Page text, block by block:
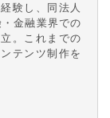
験し、同法人
金融業界での
。これまでの
テンツ制作を